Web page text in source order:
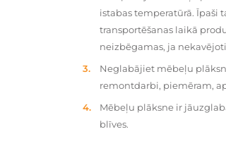
istabas temperatūrā. Īpaši
transportēšanas laikā
neizbēgamas, ja
Neglabājiet mēbeļu
remontdarbi, piemēram,
Mēbeļu plāksne ir
blīves.